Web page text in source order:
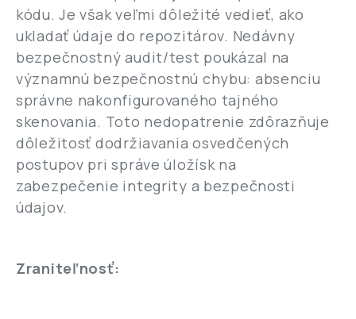
kódu. Je však veľmi dôležité vedieť, ako
ukladať údaje do repozitárov. Nedávny
bezpečnostný audit/test poukázal na
významnú bezpečnostnú chybu: absenciu
správne nakonfigurovaného tajného
skenovania. Toto nedopatrenie zdôrazňuje
dôležitosť dodržiavania osvedčených
postupov pri správe úložísk na
zabezpečenie integrity a bezpečnosti
údajov.
Zraniteľnosť: